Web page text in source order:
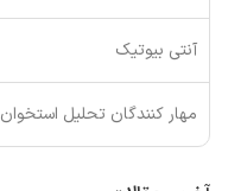
آنتی بیوتیک
مهار کنندگان تحلیل استخوان